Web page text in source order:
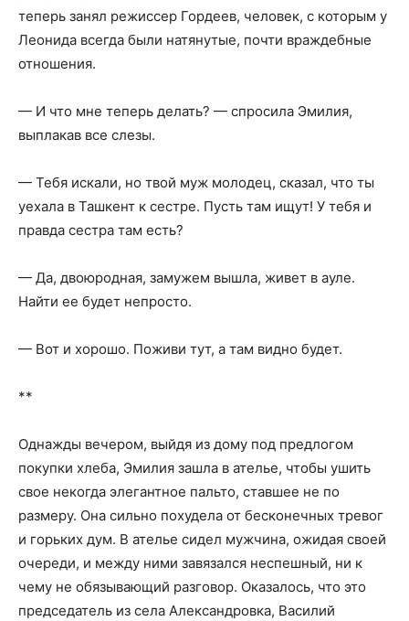
теперь занял режиссер Гордеев, человек, с которым у
Леонида всегда были натянутые, почти враждебные
отношения.
— И что мне теперь делать? — спросила Эмилия,
выплакав все слезы.
— Тебя искали, но твой муж молодец, сказал, что ты
уехала в Ташкент к сестре. Пусть там ищут! У тебя и
правда сестра там есть?
— Да, двоюродная, замужем вышла, живет в ауле.
Найти ее будет непросто.
— Вот и хорошо. Поживи тут, а там видно будет.
**
Однажды вечером, выйдя из дому под предлогом
покупки хлеба, Эмилия зашла в ателье, чтобы ушить
свое некогда элегантное пальто, ставшее не по
размеру. Она сильно похудела от бесконечных тревог
и горьких дум. В ателье сидел мужчина, ожидая своей
очереди, и между ними завязался неспешный, ни к
чему не обязывающий разговор. Оказалось, что это
председатель из села Александровка, Василий